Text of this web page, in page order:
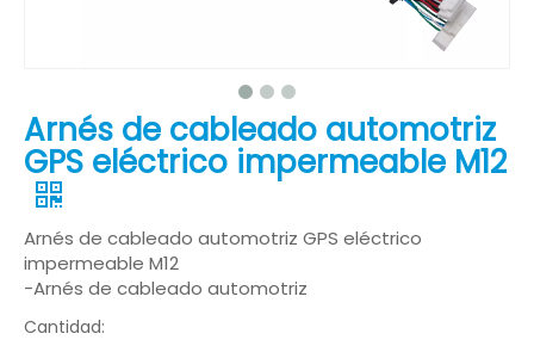
Arnés de cableado automotriz
GPS eléctrico impermeable M12
Arnés de cableado automotriz GPS eléctrico
impermeable M12
-Arnés de cableado automotriz
Cantidad: